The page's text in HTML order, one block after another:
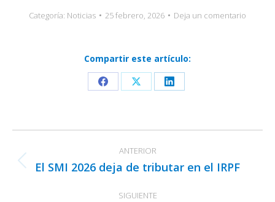
Categoría: Noticias 25 febrero, 2026 Deja un comentario
Compartir este artículo:
Share
Facebook
Share
X
Share
LinkedIn
entre
publicaciones
ANTERIOR
Publicación
El SMI 2026 deja de tributar en el IRPF
SIGUIENTE